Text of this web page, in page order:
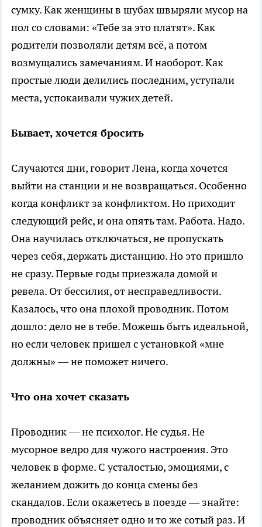
сумку. Как женщины в шубах швыряли мусор на
пол со словами: «Тебе за это платят». Как
родители позволяли детям всё, а потом
возмущались замечаниям. И наоборот. Как
простые люди делились последним, уступали
места, успокаивали чужих детей.
Бывает, хочется бросить
Случаются дни, говорит Лена, когда хочется
выйти на станции и не возвращаться. Особенно
когда конфликт за конфликтом. Но приходит
следующий рейс, и она опять там. Работа. Надо.
Она научилась отключаться, не пропускать
через себя, держать дистанцию. Но это пришло
не сразу. Первые годы приезжала домой и
ревела. От бессилия, от несправедливости.
Казалось, что она плохой проводник. Потом
дошло: дело не в тебе. Можешь быть идеальной,
но если человек пришел с установкой «мне
должны» — не поможет ничего.
Что она хочет сказать
Проводник — не психолог. Не судья. Не
мусорное ведро для чужого настроения. Это
человек в форме. С усталостью, эмоциями, с
желанием дожить до конца смены без
скандалов. Если окажетесь в поезде — знайте:
проводник объясняет одно и то же сотый раз. И